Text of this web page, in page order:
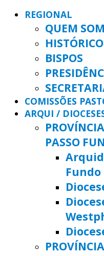
REGIONAL
QUEM
HISTÓRICO
BISPOS
COMISSÕES
ARQUI /
PASSO
Fundo